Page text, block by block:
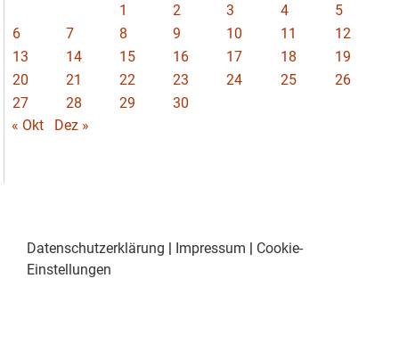
1 2 3 4
5
6
7 8 9 10 11
12
13
14 15 16 17 18
19
20
21 22 23 24 25
26
27
28 29
30
« Okt
Dez »
Datenschutzerklärung | Impressum | Cookie-
Einstellungen